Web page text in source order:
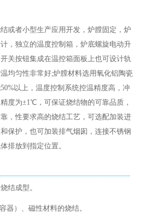
或者小型生产应用开发，炉膛固定，炉
，独立的温度控制箱，炉底螺旋电动升
关按钮集成在温控箱面板上也可设计轨
均匀性非常好;炉膛材料选用氧化铝陶瓷
以上，温度控制系统控温精度高，冲
度为±1℃，可保证烧结物的可靠品质，
，性要求高的烧结工艺，可选配加装进
保护，也可加装排气烟囱，连接不锈钢
排放到指定位置。
结成型。
器）、磁性材料的烧结。